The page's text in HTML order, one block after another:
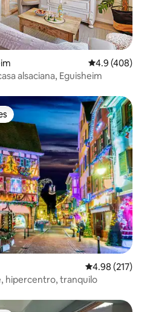
Calificación
4.9 (408)
alsaciana, Eguisheim
huéspedes
Calificación
4.98 (217)
hipercentro, tranquilo